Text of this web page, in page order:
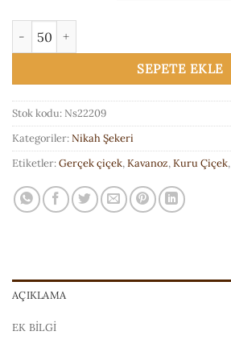
SEPETE EKLE
Stok kodu: Ns22209
Kategoriler:Nikah Şekeri
Etiketler:Gerçek çiçek,Kavanoz,Kuru Çiçek,
AÇIKLAMA
EK BILGI